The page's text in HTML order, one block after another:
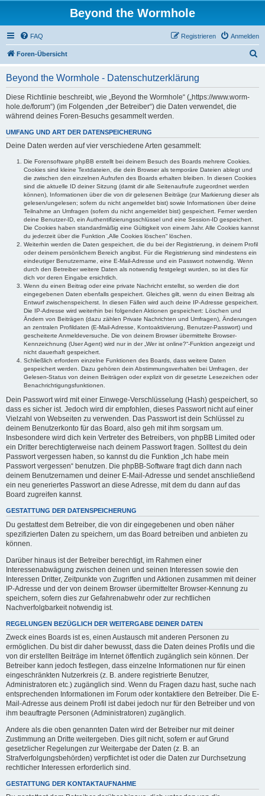
Beyond the Wormhole
FAQ Anmelden
Registrieren
Foren-Übersicht
Beyond the Wormhole - Datenschutzerklärung
Diese Richtlinie beschreibt, wie „Beyond the Wormhole“ („https://www.worm-
hole.de/forum“) (im Folgenden „der Betreiber“) die Daten verwendet, die
während deines Foren-Besuchs gesammelt werden.
UMFANG UND ART DER DATENSPEICHERUNG
Deine Daten werden auf vier verschiedene Arten gesammelt:
Die Forensoftware phpBB erstellt bei deinem Besuch des Boards mehrere Cookies.
Cookies sind kleine Textdateien, die dein Browser als temporäre Dateien ablegt und
die zwischen den einzelnen Aufrufen des Boards erhalten bleiben. In diesen Cookies
sind die aktuelle ID deiner Sitzung (damit dir alle Seitenaufrufe zugeordnet werden
können), Informationen über die von dir gelesenen Beiträge (zur Markierung dieser als
gelesen/ungelesen; sofern du nicht angemeldet bist) sowie Informationen über deine
Teilnahme an Umfragen (sofern du nicht angemeldet bist) gespeichert. Ferner werden
deine Benutzer-ID, ein Authentifizierungsschlüssel und eine Session-ID gespeichert.
Die Cookies haben standardmäßig eine Gültigkeit von einem Jahr. Alle Cookies kannst
du jederzeit über die Funktion „Alle Cookies löschen“ löschen.
Weiterhin werden die Daten gespeichert, die du bei der Registrierung, in deinem Profil
oder deinem persönlichem Bereich angibst. Für die Registrierung sind mindestens ein
eindeutiger Benutzername, eine E-Mail-Adresse und ein Passwort notwendig. Wenn
durch den Betreiber weitere Daten als notwendig festgelegt wurden, so ist dies für
dich vor deren Eingabe ersichtlich.
Wenn du einen Beitrag oder eine private Nachricht erstellst, so werden die dort
eingegebenen Daten ebenfalls gespeichert. Gleiches gilt, wenn du einen Beitrag als
Entwurf zwischenspeicherst. In diesen Fällen wird auch deine IP-Adresse gespeichert.
Die IP-Adresse wird weiterhin bei folgenden Aktionen gespeichert: Löschen und
Ändern von Beiträgen (dazu zählen Private Nachrichten und Umfragen), Änderungen
an zentralen Profildaten (E-Mail-Adresse, Kontoaktivierung, Benutzer-Passwort) und
gescheiterte Anmeldeversuche. Die von deinem Browser übermittelte Browser-
Kennzeichnung (User Agent) wird nur in der „Wer ist online?“-Funktion angezeigt und
nicht dauerhaft gespeichert.
Schließlich erfordern einzelne Funktionen des Boards, dass weitere Daten
gespeichert werden. Dazu gehören dein Abstimmungsverhalten bei Umfragen, der
Gelesen-Status von deinen Beiträgen oder explizit von dir gesetzte Lesezeichen oder
Benachrichtigungsfunktionen.
Dein Passwort wird mit einer Einwege-Verschlüsselung (Hash) gespeichert, so
dass es sicher ist. Jedoch wird dir empfohlen, dieses Passwort nicht auf einer
Vielzahl von Webseiten zu verwenden. Das Passwort ist dein Schlüssel zu
deinem Benutzerkonto für das Board, also geh mit ihm sorgsam um.
Insbesondere wird dich kein Vertreter des Betreibers, von phpBB Limited oder
ein Dritter berechtigterweise nach deinem Passwort fragen. Solltest du dein
Passwort vergessen haben, so kannst du die Funktion „Ich habe mein
Passwort vergessen“ benutzen. Die phpBB-Software fragt dich dann nach
deinem Benutzernamen und deiner E-Mail-Adresse und sendet anschließend
ein neu generiertes Passwort an diese Adresse, mit dem du dann auf das
Board zugreifen kannst.
GESTATTUNG DER DATENSPEICHERUNG
Du gestattest dem Betreiber, die von dir eingegebenen und oben näher
spezifizierten Daten zu speichern, um das Board betreiben und anbieten zu
können.
Darüber hinaus ist der Betreiber berechtigt, im Rahmen einer
Interessenabwägung zwischen deinen und seinen Interessen sowie den
Interessen Dritter, Zeitpunkte von Zugriffen und Aktionen zusammen mit deiner
IP-Adresse und der von deinem Browser übermittelter Browser-Kennung zu
speichern, sofern dies zur Gefahrenabwehr oder zur rechtlichen
Nachverfolgbarkeit notwendig ist.
REGELUNGEN BEZÜGLICH DER WEITERGABE DEINER DATEN
Zweck eines Boards ist es, einen Austausch mit anderen Personen zu
ermöglichen. Du bist dir daher bewusst, dass die Daten deines Profils und die
von dir erstellten Beiträge im Internet öffentlich zugänglich sein können. Der
Betreiber kann jedoch festlegen, dass einzelne Informationen nur für einen
eingeschränkten Nutzerkreis (z. B. andere registrierte Benutzer,
Administratoren etc.) zugänglich sind. Wenn du Fragen dazu hast, suche nach
entsprechenden Informationen im Forum oder kontaktiere den Betreiber. Die E-
Mail-Adresse aus deinem Profil ist dabei jedoch nur für den Betreiber und von
ihm beauftragte Personen (Administratoren) zugänglich.
Andere als die oben genannten Daten wird der Betreiber nur mit deiner
Zustimmung an Dritte weitergeben. Dies gilt nicht, sofern er auf Grund
gesetzlicher Regelungen zur Weitergabe der Daten (z. B. an
Strafverfolgungsbehörden) verpflichtet ist oder die Daten zur Durchsetzung
rechtlicher Interessen erforderlich sind.
GESTATTUNG DER KONTAKTAUFNAHME